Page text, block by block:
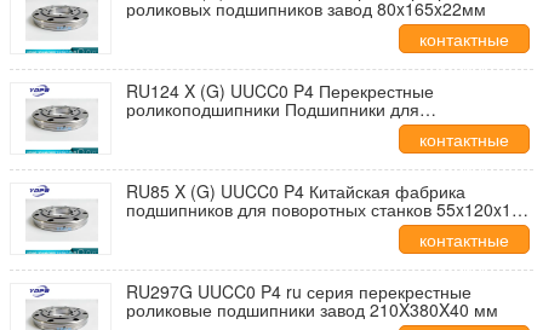
роликовых подшипников завод 80x165x22мм
контактные
данные
RU124 X (G) UUCC0 P4 Перекрестные
роликоподшипники Подшипники для
робототехники Китайский производитель
перекрестных роликоподшипников для
манипуляторов
контактные
данные
RU85 X (G) UUCC0 P4 Китайская фабрика
подшипников для поворотных станков 55x120x15
контактные
данные
RU297G UUCC0 P4 ru серия перекрестные
роликовые подшипники завод 210X380X40 мм